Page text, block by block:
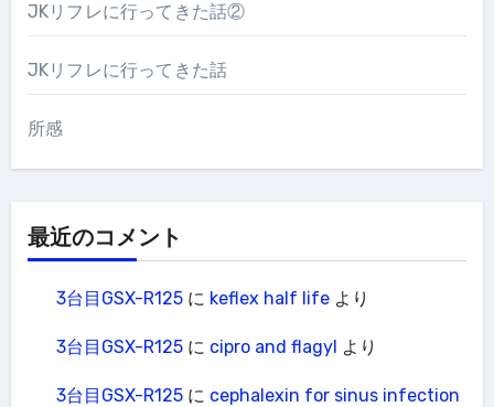
JKリフレに行ってきた話②
JKリフレに行ってきた話
所感
最近のコメント
3台目GSX-R125に keflex half lifeより
3台目GSX-R125に cipro and flagyl より
3台目GSX-R125に cephalexin for sinus infection